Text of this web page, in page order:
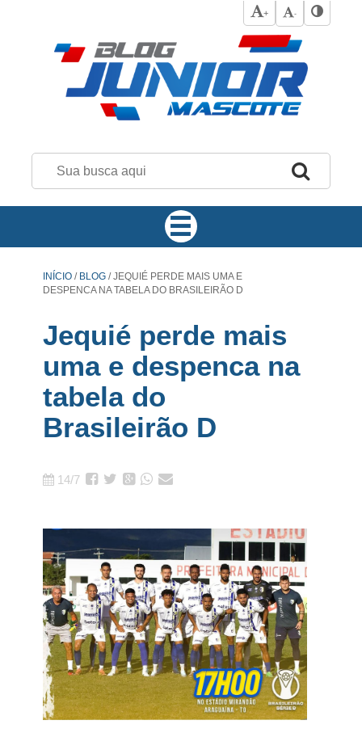
+ -
INÍCIO / BLOG /JEQUIÉ PERDE MAIS UMA E
DESPENCA NA TABELA DO BRASILEIRÃO D
Jequié perde mais
uma e despenca na
tabela do
Brasileirão D
14/7